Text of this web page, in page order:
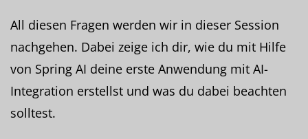
All diesen Fragen werden wir in dieser Session
nachgehen. Dabei zeige ich dir, wie du mit Hilfe
von Spring AI deine erste Anwendung mit AI-
Integration erstellst und was du dabei beachten
solltest.